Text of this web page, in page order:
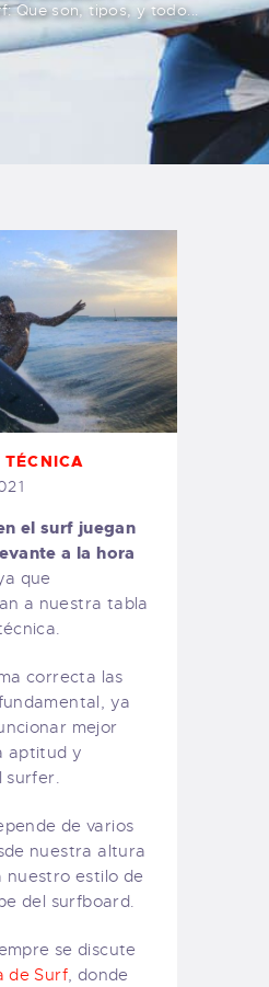
Que son, tipos, y todo...
SURFERS
TÉCNICA
el surf juegan
a la hora
que
a nuestra tabla
correcta las
ya
mejor
aptitud y
surfer.
de varios
nuestra altura
nuestro estilo de
del surfboard.
se discute
de Surf, donde